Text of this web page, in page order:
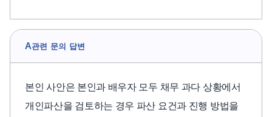
A관련 문의 답변
본인 사안은 본인과 배우자 모두 채무 과다 상황에서
개인파산을 검토하는 경우 파산 요건과 진행 방법을